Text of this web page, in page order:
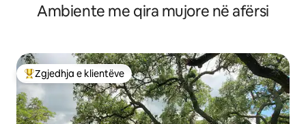
Ambiente me qira mujore në afërsi
Më të mirat e zgjedhjeve të klientëve
Zgjedhja e klientëve